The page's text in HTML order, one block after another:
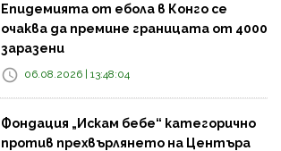
Епидемията от ебола в Конго се
очаква да премине границата от 4000
заразени
06.08.2026 | 13:48:04
Фондация „Искам бебе“ категорично
против прехвърлянето на Центъра